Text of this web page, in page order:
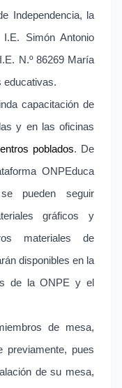
Independencia, la
Simón Antonio
N.º 86269 María
educativas.
capacitación de
y en las oficinas
poblados. De
ONPEduca
pueden seguir
gráficos y
materiales de
disponibles en la
de la ONPE y el
de mesa,
previamente, pues
de su mesa,